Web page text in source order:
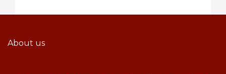
About us